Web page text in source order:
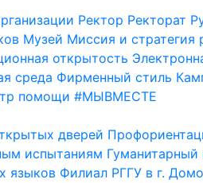
Ректор Ректорат
Музей Миссия и стратегия
открытость
среда Фирменный стиль
помощи #МЫВМЕСТЕ
дверей
испытаниям
языков Филиал РГГУ в г.